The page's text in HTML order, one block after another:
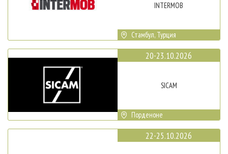
INTERMOB
Стамбул, Турция
20-23.10.2026
SICAM
Порденоне
22-25.10.2026